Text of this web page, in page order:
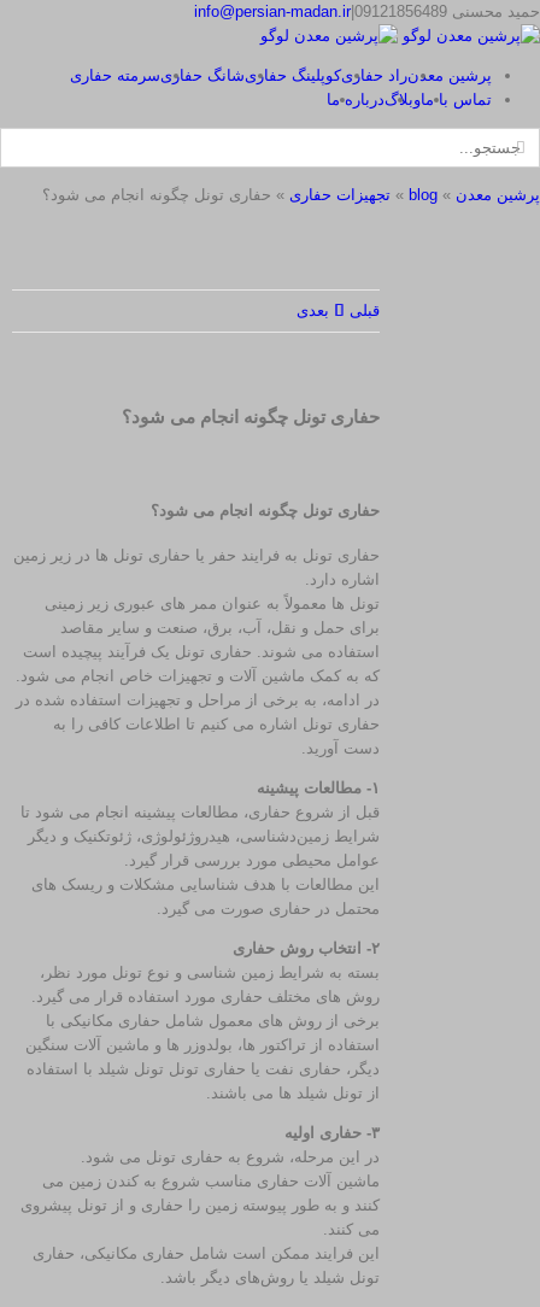
Skip
to
حمید محسنی 09121856489 info@persian-madan.ir
پرشین معدنراد حفاریکوپلینگ حفاریشانگ حفاریسرمته حفاری
تماس با ماوبلاگدرباره ما
جستجو
برای:
پرشین معدن »
blog
» تجهیزات حفاری » حفاری تونل چگونه انجام می شود؟
قبلی بعدی
حفاری تونل چگونه انجام می شود؟
حفاری تونل چگونه انجام می شود؟
حفاری تونل به فرایند حفر یا حفاری تونل‌ ها در زیر زمین
اشاره دارد.
تونل‌ ها معمولاً به عنوان ممر های عبوری زیر زمینی
برای حمل و نقل، آب، برق، صنعت و سایر مقاصد
استفاده می‌ شوند. حفاری تونل یک فرآیند پیچیده است
که به کمک ماشین‌ آلات و تجهیزات خاص انجام می‌ شود.
در ادامه، به برخی از مراحل و تجهیزات استفاده شده در
حفاری تونل اشاره می‌ کنیم تا اطلاعات کافی را به
دست آورید.
۱- مطالعات پیشینه
قبل از شروع حفاری، مطالعات پیشینه انجام می‌ شود تا
شرایط زمین‌دشناسی، هیدروژئولوژی، ژئوتکنیک و دیگر
عوامل محیطی مورد بررسی قرار گیرد.
این مطالعات با هدف شناسایی مشکلات و ریسک‌ های
محتمل در حفاری صورت می‌ گیرد.
۲- انتخاب روش حفاری
بسته به شرایط زمین‌ شناسی و نوع تونل مورد نظر،
روش‌ های مختلف حفاری مورد استفاده قرار می‌ گیرد.
برخی از روش‌ های معمول شامل حفاری مکانیکی با
استفاده از تراکتور ها، بولدوزر ها و ماشین‌ آلات سنگین
دیگر، حفاری نفت یا حفاری تونل تونل شیلد با استفاده
از تونل‌ شیلد ها می‌ باشند.
۳- حفاری اولیه
در این مرحله، شروع به حفاری تونل می‌ شود.
ماشین‌ آلات حفاری مناسب شروع به کندن زمین می‌
کنند و به طور پیوسته زمین را حفاری و از تونل پیشروی
می‌ کنند.
این فرایند ممکن است شامل حفاری مکانیکی، حفاری
تونل شیلد یا روش‌های دیگر باشد.